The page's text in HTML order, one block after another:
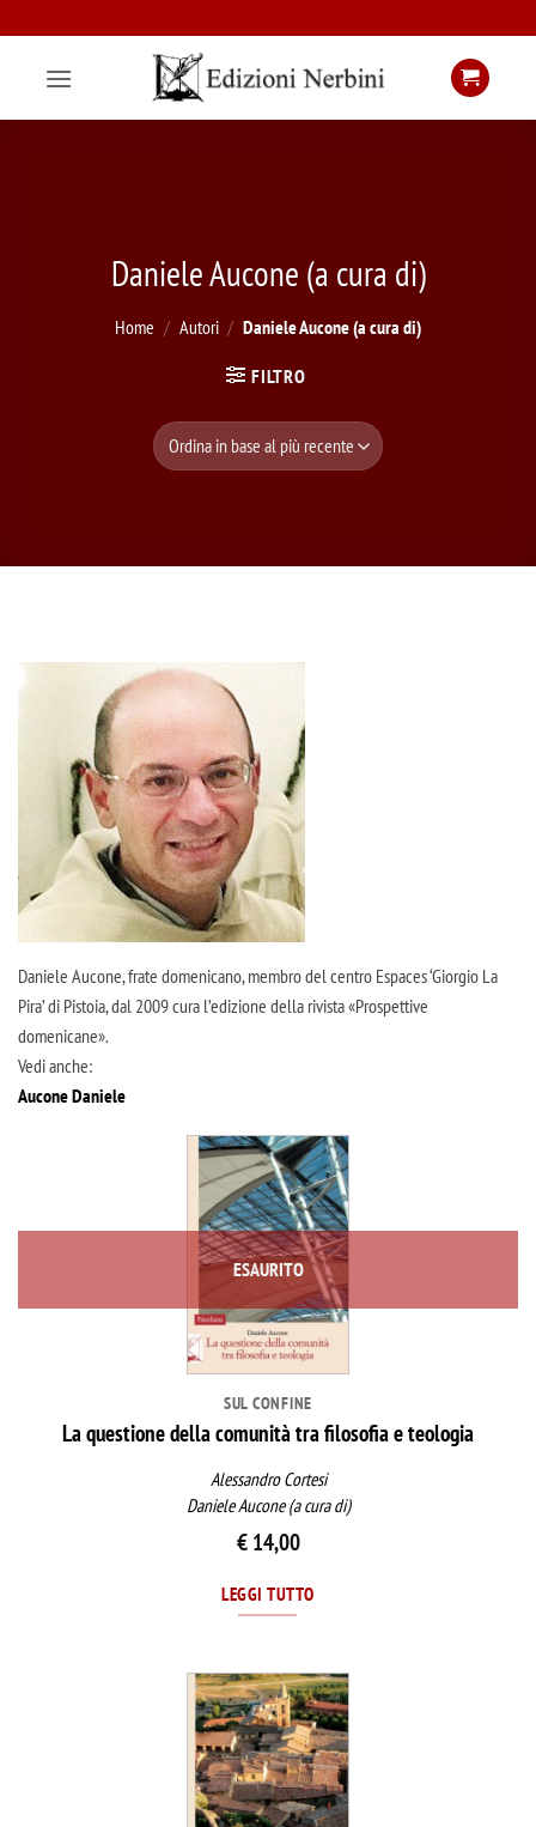
ai
contenuti
Daniele Aucone (a cura di)
Home / Autori / Daniele Aucone (a cura di)
FILTRO
Daniele Aucone, frate domenicano, membro del centro Espaces ‘Giorgio La
Pira’ di Pistoia, dal 2009 cura l’edizione della rivista «Prospettive
domenicane».
Vedi anche:
Aucone Daniele
ESAURITO
SUL CONFINE
La questione della comunità tra filosofia e teologia
Alessandro Cortesi
Daniele Aucone (a cura di)
€14,00
LEGGI TUTTO